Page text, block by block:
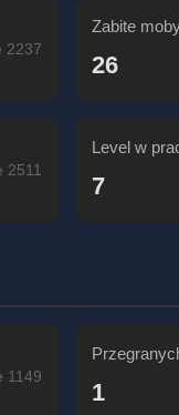
2237
Zabite
26
2511
Level w
7
1149
1